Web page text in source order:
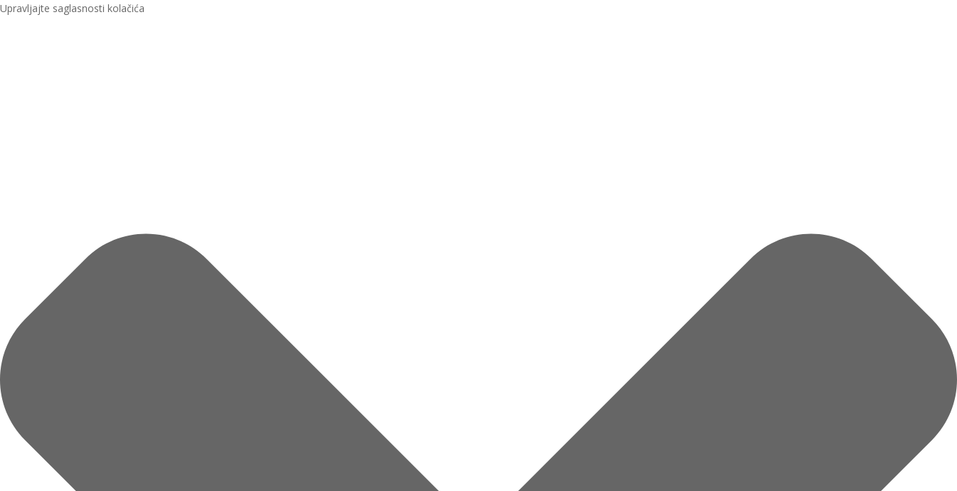
Upravljajte saglasnosti kolačića